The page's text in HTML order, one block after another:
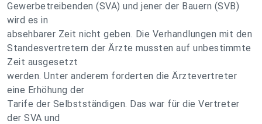
Gewerbetreibenden (SVA) und jener der Bauern (SVB)
wird es in
absehbarer Zeit nicht geben. Die Verhandlungen mit den
Standesvertretern der Ärzte mussten auf unbestimmte
Zeit ausgesetzt
werden. Unter anderem forderten die Ärztevertreter
eine Erhöhung der
Tarife der Selbstständigen. Das war für die Vertreter
der SVA und